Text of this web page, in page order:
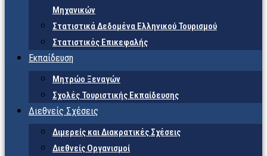
Μηχανικών
Στατιστικά Δεδομένα Ελληνικού Τουρισμού
Στατιστικός Επικεφαλής
Εκπαίδευση
Μητρώο Ξεναγών
Σχολές Τουριστικής Εκπαίδευσης
Διεθνείς Σχέσεις
Διμερείς και Διακρατικές Σχέσεις
Διεθνείς Οργανισμοί